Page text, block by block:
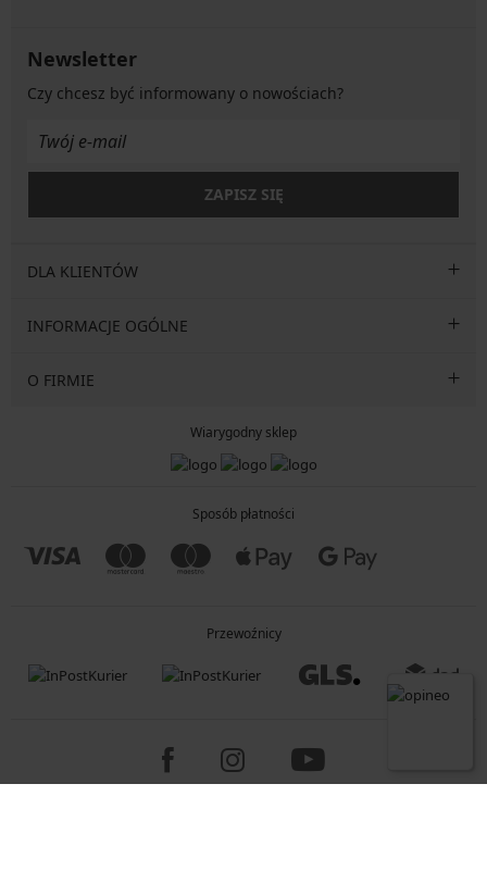
Newsletter
Czy chcesz być informowany o nowościach?
ZAPISZ SIĘ
DLA KLIENTÓW
INFORMACJE OGÓLNE
O FIRMIE
Wiarygodny sklep
Sposób płatności
Przewoźnicy